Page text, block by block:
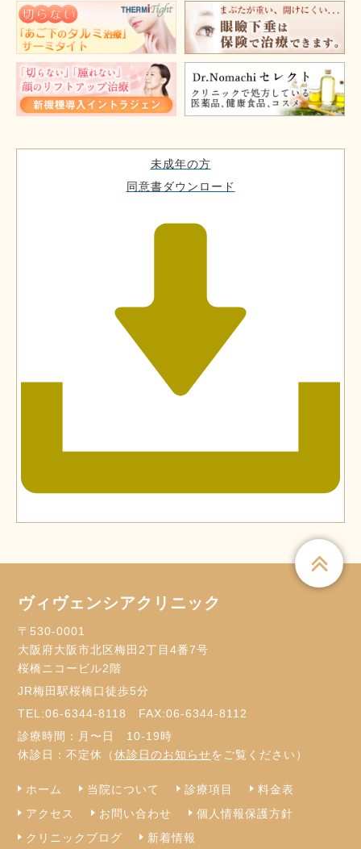
未成年の方
同意書ダウンロード
ヴィヴェンシアクリニック
〒530-0001
大阪府大阪市北区梅田2丁目4番7号
桜橋ニコービル2階
JR梅田駅桜橋口徒歩5分
TEL:06-6344-8118
FAX:06-6344-8112
診療時間：月〜日 10-19時
休診日：不定休（休診日のお知らせをご覧ください）
ホーム 当院について 診療項目
料金表
アクセス
お問い合わせ
個人情報保護方針
クリニックブログ
新着情報